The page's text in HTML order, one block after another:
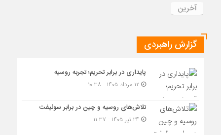
آخرین
گزارش راهبردی
پایداری در برابر تحریم؛ تجربه روسیه
۱۲ مرداد ۱۴۰۵ - ۱۰:۳۸
تلاش‌های روسیه و چین در برابر سوئیفت